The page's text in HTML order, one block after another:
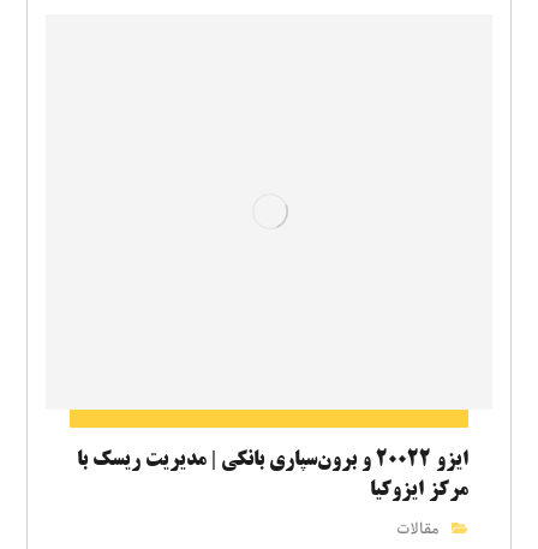
ایزو ۲۰۰۲۲ و برون‌سپاری بانکی | مدیریت ریسک با
مرکز ایزوکیا
مقالات